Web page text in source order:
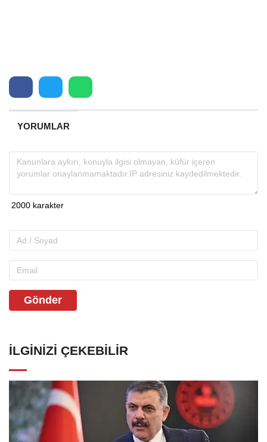
YORUMLAR
Gönder
İLGINIZI ÇEKEBILIR